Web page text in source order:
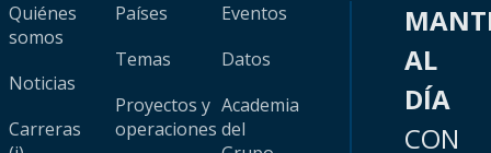
Quiénes
somos
Noticias
Carreras
Países
Temas
Proyectos y
operaciones
Eventos
Datos
Academia
del
AL
DÍA
CON